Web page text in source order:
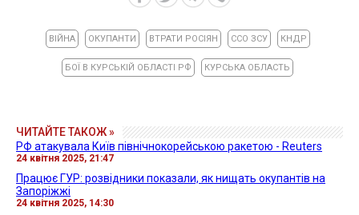
ВІЙНА ОКУПАНТИ ВТРАТИ РОСІЯН ССО ЗСУ КНДР
БОЇ В КУРСЬКІЙ ОБЛАСТІ РФ КУРСЬКА ОБЛАСТЬ
ЧИТАЙТЕ ТАКОЖ »
РФ атакувала Київ північнокорейською ракетою - Reuters
24 квітня 2025, 21:47
Працює ГУР: розвідники показали, як нищать окупантів на
Запоріжжі
24 квітня 2025, 14:30